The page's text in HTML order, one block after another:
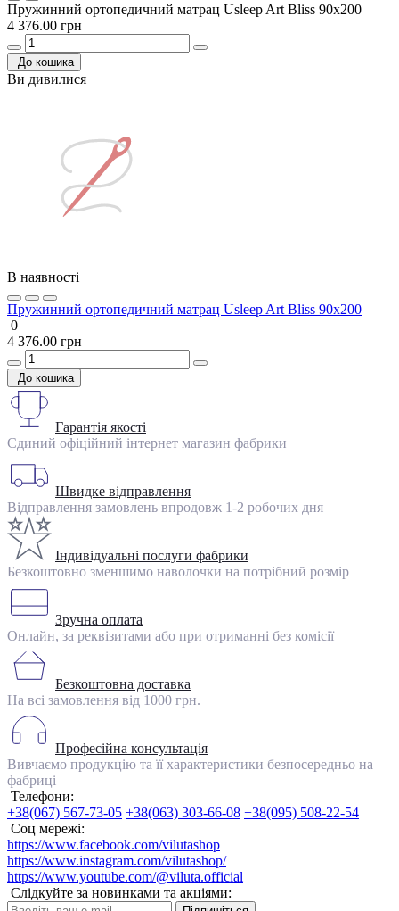
Пружинний ортопедичний матрац Usleep Art Bliss 90x200
4 376.00 грн
До кошика
Ви дивилися
В наявності
Пружинний ортопедичний матрац Usleep Art Bliss 90x200
0
4 376.00 грн
До кошика
Гарантія якості
Єдиний офіційний інтернет магазин фабрики
Швидке відправлення
Відправлення замовлень впродовж 1-2 робочих дня
Індивідуальні послуги фабрики
Безкоштовно зменшимо наволочки на потрібний розмір
Зручна оплата
Онлайн, за реквізитами або при отриманні без комісії
Безкоштовна доставка
На всі замовлення від 1000 грн.
Професійна консультація
Вивчаємо продукцію та її характеристики безпосередньо на
фабриці
Телефони:
+38(067) 567-73-05 +38(063) 303-66-08 +38(095) 508-22-54
Соц мережі:
https://www.facebook.com/vilutashop
https://www.instagram.com/vilutashop/
https://www.youtube.com/@viluta.official
Слідкуйте за новинками та акціями: